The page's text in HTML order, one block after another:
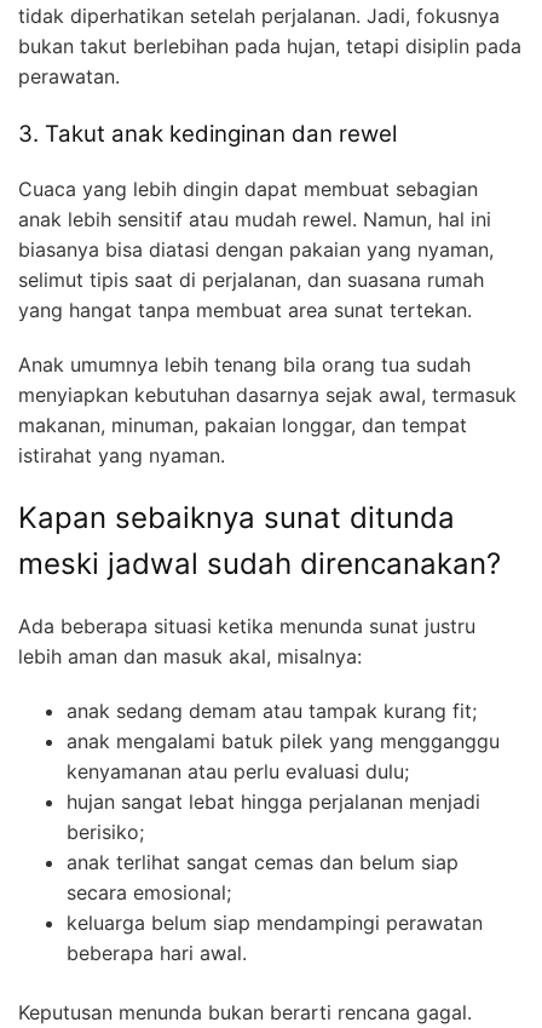
tidak diperhatikan setelah perjalanan. Jadi, fokusnya
bukan takut berlebihan pada hujan, tetapi disiplin pada
perawatan.
3. Takut anak kedinginan dan rewel
Cuaca yang lebih dingin dapat membuat sebagian
anak lebih sensitif atau mudah rewel. Namun, hal ini
biasanya bisa diatasi dengan pakaian yang nyaman,
selimut tipis saat di perjalanan, dan suasana rumah
yang hangat tanpa membuat area sunat tertekan.
Anak umumnya lebih tenang bila orang tua sudah
menyiapkan kebutuhan dasarnya sejak awal, termasuk
makanan, minuman, pakaian longgar, dan tempat
istirahat yang nyaman.
Kapan sebaiknya sunat ditunda
meski jadwal sudah direncanakan?
Ada beberapa situasi ketika menunda sunat justru
lebih aman dan masuk akal, misalnya:
anak sedang demam atau tampak kurang fit;
anak mengalami batuk pilek yang mengganggu
kenyamanan atau perlu evaluasi dulu;
hujan sangat lebat hingga perjalanan menjadi
berisiko;
anak terlihat sangat cemas dan belum siap
secara emosional;
keluarga belum siap mendampingi perawatan
beberapa hari awal.
Keputusan menunda bukan berarti rencana gagal.